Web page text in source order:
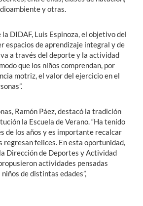
y otras.
DIDAF, Luis Espinoza, el objetivo del
espacios de aprendizaje integral y de
a través del deporte y la actividad
que los niños comprendan, por
motriz, el valor del ejercicio en el
Ramón Páez, destacó la tradición
la Escuela de Verano. “Ha tenido
de los años y es importante recalcar
regresan felices. En esta oportunidad,
Dirección de Deportes y Actividad
actividades pensadas
de distintas edades”,